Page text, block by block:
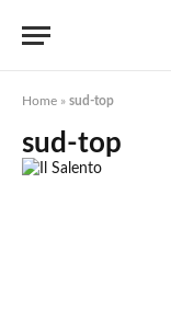
Home » sud-top
sud-top